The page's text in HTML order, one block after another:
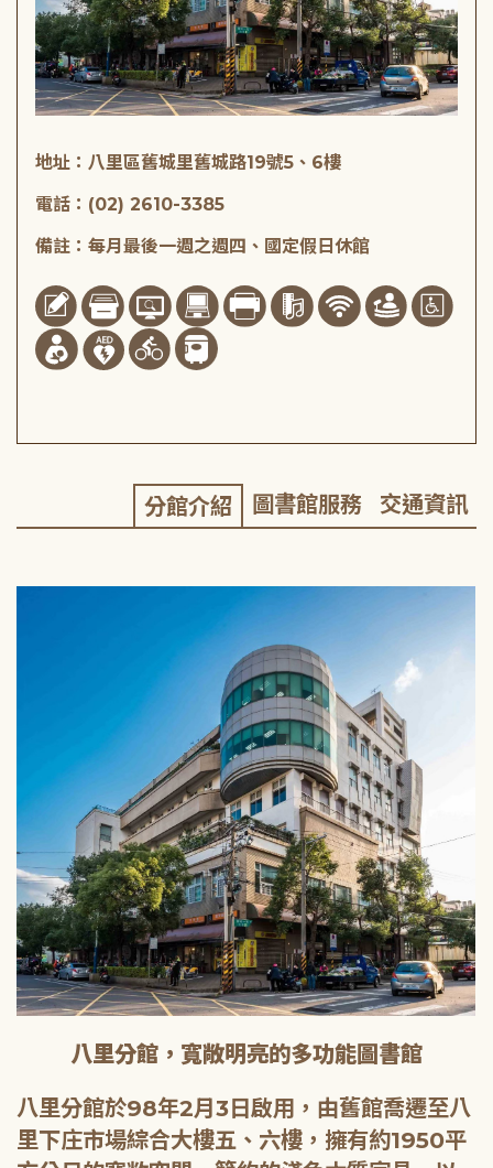
地址：八里區舊城里舊城路19號5、6樓
電話：(02) 2610-3385
備註：每月最後一週之週四、國定假日休館
分館介紹 圖書館服務 交通資訊
八里分館，寬敞明亮的多功能圖書館
八里分館於98年2月3日啟用，由舊館喬遷至八
里下庄市場綜合大樓五、六樓，擁有約1950平